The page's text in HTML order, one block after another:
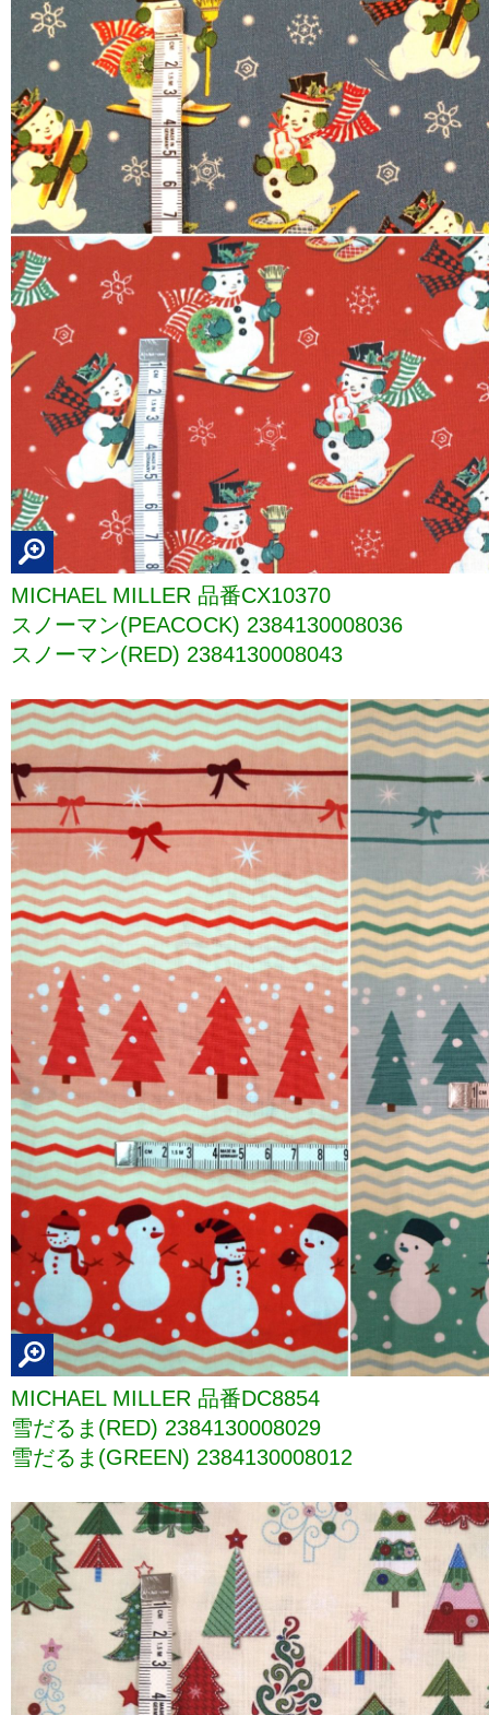
MICHAEL MILLER 品番CX10370
スノーマン(PEACOCK) 2384130008036
スノーマン(RED) 2384130008043
MICHAEL MILLER 品番DC8854
雪だるま(RED) 2384130008029
雪だるま(GREEN) 2384130008012